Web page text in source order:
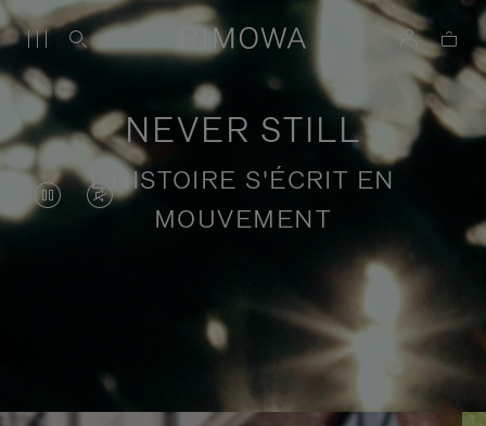
NEVER STILL
L'HISTOIRE S'ÉCRIT EN
MOUVEMENT
LA
PAUSE,
VEUILLEZ
LE
VIDÉO
EST
Récits de voyage en quête de sens